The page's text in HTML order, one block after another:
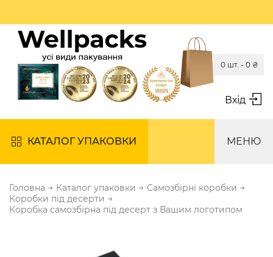
Вхід
0 шт. - 0 ₴
КАТАЛОГ УПАКОВКИ МЕНЮ
Головна → Каталог упаковки → Самозбірні коробки →
Коробки під десерти →
Коробка самозбірна під десерт з Вашим логотипом